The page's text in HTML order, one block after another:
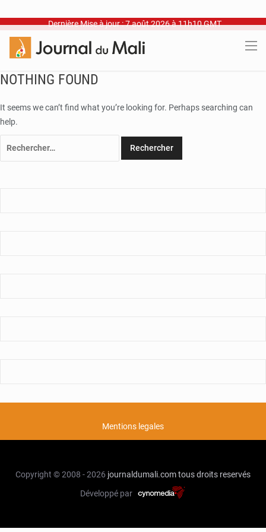
Dernière Mise à jour : 7 août 2026 à 11h10 GMT
NOTHING FOUND
It seems we can’t find what you’re looking for. Perhaps searching can
help.
Mentions legales
Copyright © 2008 - 2026 journaldumali.comtous droits reservés
Développé par